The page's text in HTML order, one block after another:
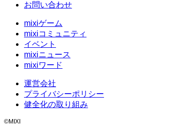
お問い合わせ
mixiゲーム
mixiコミュニティ
イベント
mixiニュース
mixiワード
運営会社
プライバシーポリシー
健全化の取り組み
©MIXI